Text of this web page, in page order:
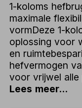
1-koloms
maximale
vormDeze 1-
oplossing voor
en
hefvermogen
voor vrijwel alle
Lees meer...